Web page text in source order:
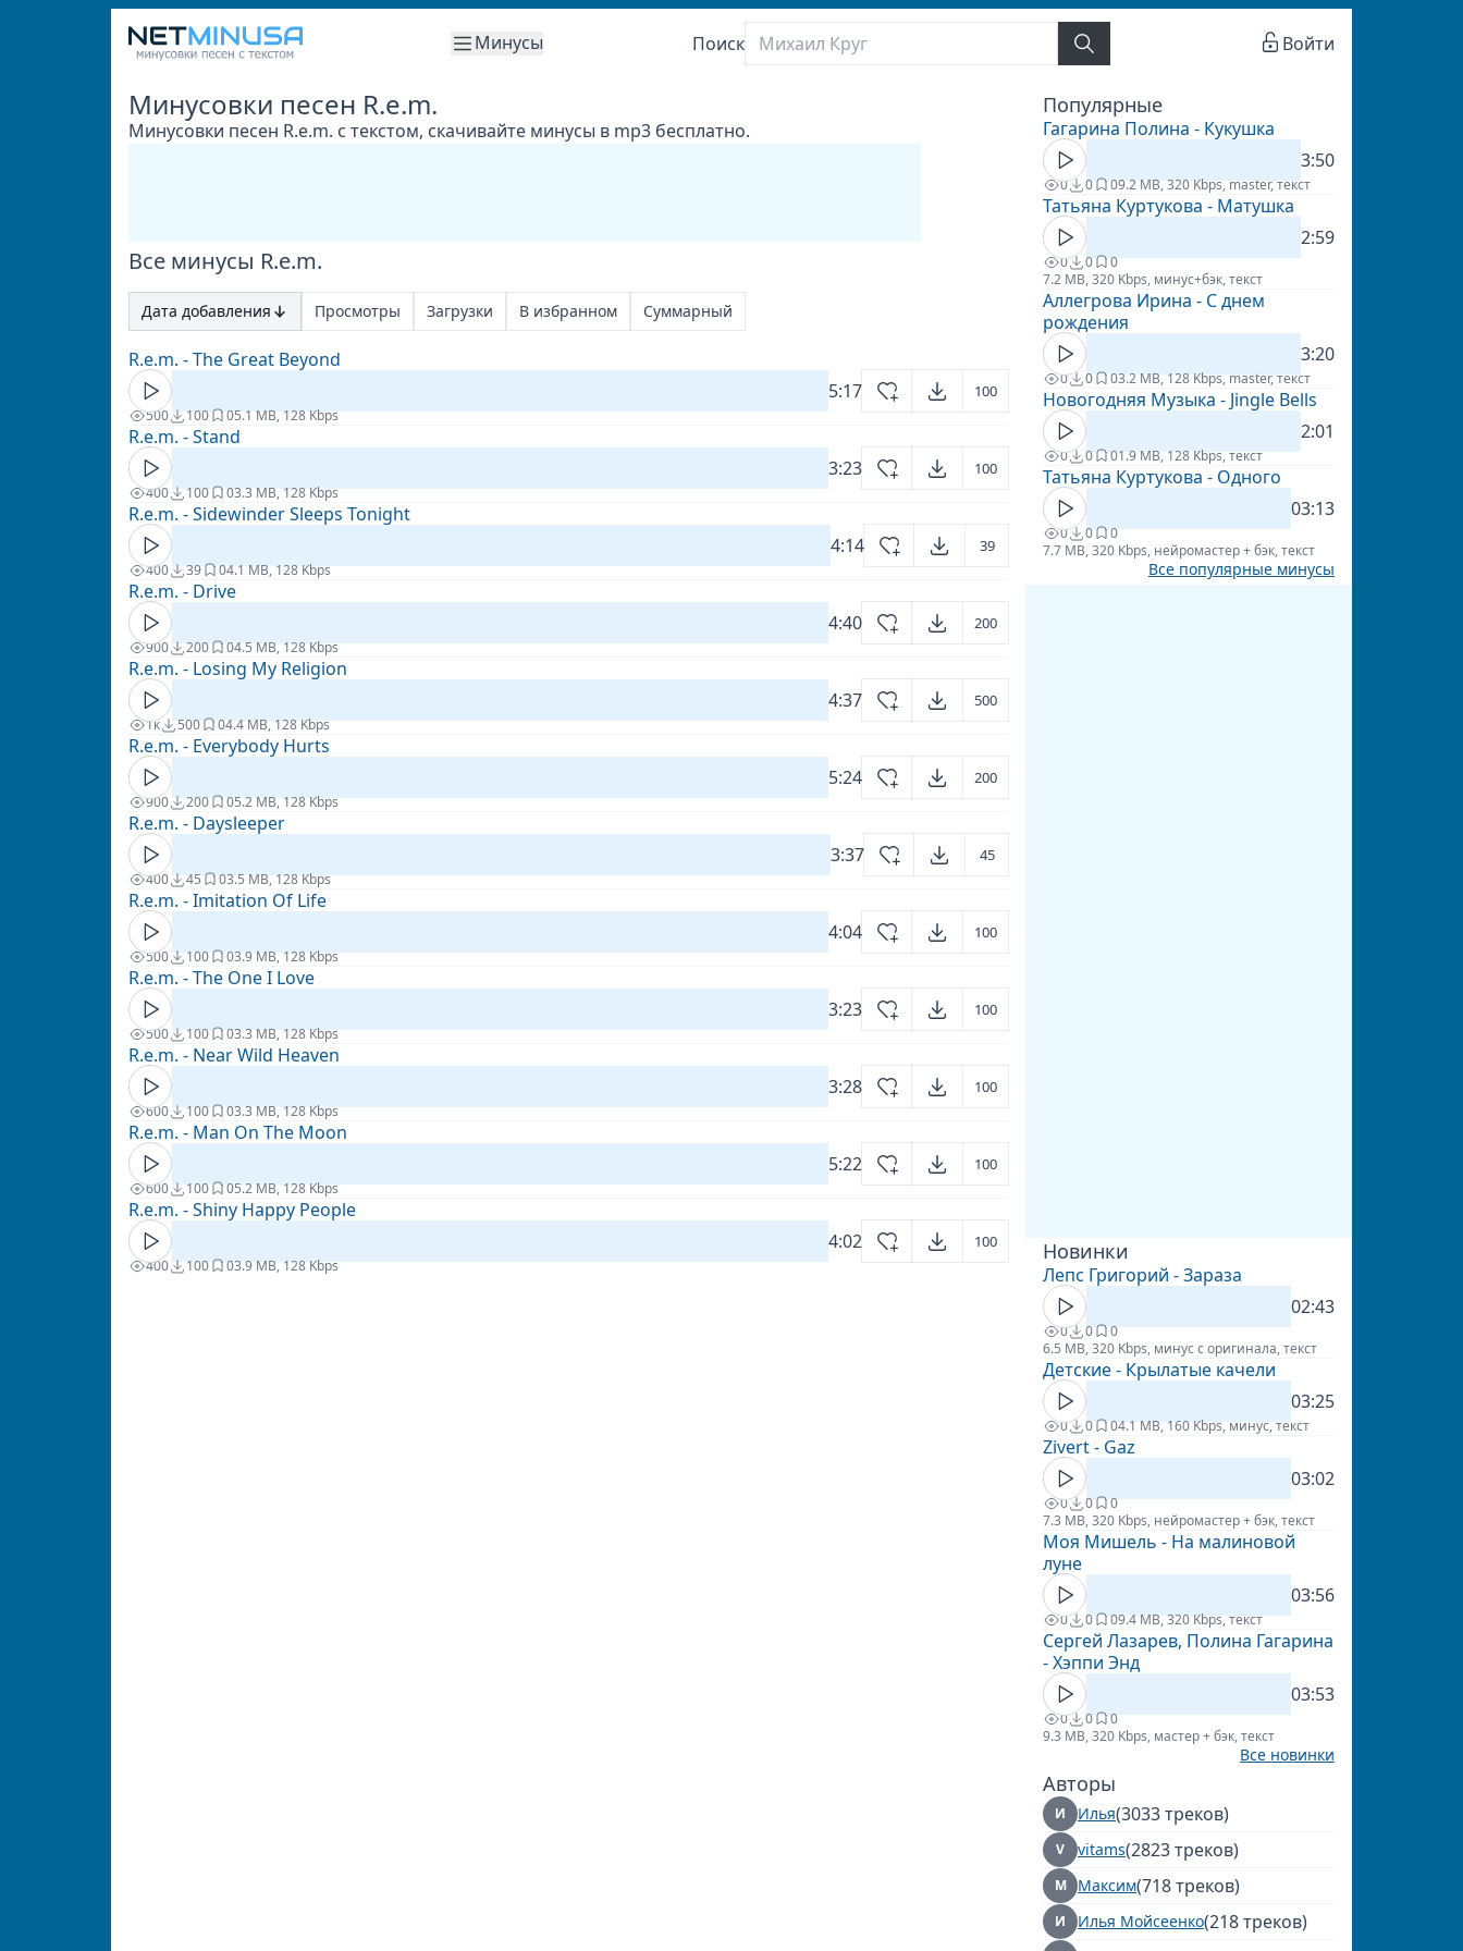
Минусы Поиск Войти
Минусовки песен R.e.m.
Минусовки песен R.e.m. с текстом, скачивайте минусы в mp3 бесплатно.
Все минусы R.e.m.
Дата добавления Просмотры Загрузки В избранном Суммарный
R.e.m. - The Great Beyond
5:17
100
500 100 05.1 MB, 128 Kbps
R.e.m. - Stand
3:23
100
400 100 03.3 MB, 128 Kbps
R.e.m. - Sidewinder Sleeps Tonight
4:14
39
400 39 04.1 MB, 128 Kbps
R.e.m. - Drive
4:40
200
900 200 04.5 MB, 128 Kbps
R.e.m. - Losing My Religion
4:37
500
1к 500 04.4 MB, 128 Kbps
R.e.m. - Everybody Hurts
5:24
200
900 200 05.2 MB, 128 Kbps
R.e.m. - Daysleeper
3:37
45
400 45 03.5 MB, 128 Kbps
R.e.m. - Imitation Of Life
4:04
100
500 100 03.9 MB, 128 Kbps
R.e.m. - The One I Love
3:23
100
500 100 03.3 MB, 128 Kbps
R.e.m. - Near Wild Heaven
3:28
100
600 100 03.3 MB, 128 Kbps
R.e.m. - Man On The Moon
5:22
100
600 100 05.2 MB, 128 Kbps
R.e.m. - Shiny Happy People
4:02
100
400 100 03.9 MB, 128 Kbps
Популярные
Гагарина Полина - Кукушка
3:50
0 0 09.2 MB, 320 Kbps, master, текст
Татьяна Куртукова - Матушка
2:59
0 0
0
7.2 MB, 320 Kbps, минус+бэк, текст
Аллегрова Ирина - С днем
рождения
3:20
0 0 03.2 MB, 128 Kbps, master, текст
Новогодняя Музыка - Jingle Bells
2:01
0 0 01.9 MB, 128 Kbps, текст
Татьяна Куртукова - Одного
03:13
0 0
0
7.7 MB, 320 Kbps, нейромастер + бэк, текст
Все популярные минусы
Новинки
Лепс Григорий - Зараза
02:43
0 0
0
6.5 MB, 320 Kbps, минус с оригинала, текст
Детские - Крылатые качели
03:25
0 0 04.1 MB, 160 Kbps, минус, текст
Zivert - Gaz
03:02
0 0
0
7.3 MB, 320 Kbps, нейромастер + бэк, текст
Моя Мишель - На малиновой
луне
03:56
0 0 09.4 MB, 320 Kbps, текст
Сергей Лазарев, Полина Гагарина
- Хэппи Энд
03:53
0 0
0
9.3 MB, 320 Kbps, мастер + бэк, текст
Все новинки
Авторы
И Илья(3033 треков)
V vitams(2823 треков)
М Максим(718 треков)
И Илья Мойсеенко(218 треков)